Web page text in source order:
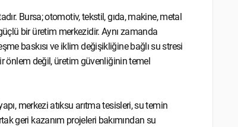
Bursa; otomotiv, tekstil, gıda, makine, metal
bir üretim merkezidir. Aynı zamanda
baskısı ve iklim değişikliğine bağlı su stresi
önlem değil, üretim güvenliğinin temel
merkezi atıksu arıtma tesisleri, su temin
geri kazanım projeleri bakımından su